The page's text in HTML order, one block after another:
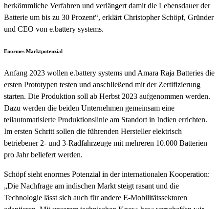
herkömmliche Verfahren und verlängert damit die Lebensdauer der
Batterie um bis zu 30 Prozent“, erklärt Christopher Schöpf, Gründer
und CEO von e.battery systems.
Enormes Marktpotenzial
Anfang 2023 wollen e.battery systems und Amara Raja Batteries die
ersten Prototypen testen und anschließend mit der Zertifizierung
starten. Die Produktion soll ab Herbst 2023 aufgenommen werden.
Dazu werden die beiden Unternehmen gemeinsam eine
teilautomatisierte Produktionslinie am Standort in Indien errichten.
Im ersten Schritt sollen die führenden Hersteller elektrisch
betriebener 2- und 3-Radfahrzeuge mit mehreren 10.000 Batterien
pro Jahr beliefert werden.
Schöpf sieht enormes Potenzial in der internationalen Kooperation:
„Die Nachfrage am indischen Markt steigt rasant und die
Technologie lässt sich auch für andere E-Mobilitätssektoren